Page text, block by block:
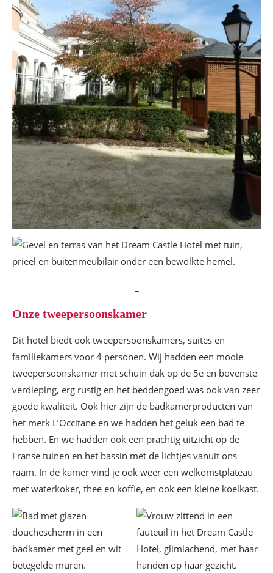
Onze tweepersoonskamer
Dit hotel biedt ook tweepersoonskamers, suites en
familiekamers voor 4 personen. Wij hadden een mooie
tweepersoonskamer met schuin dak op de 5e en bovenste
verdieping, erg rustig en het beddengoed was ook van zeer
goede kwaliteit. Ook hier zijn de badkamerproducten van
het merk L’Occitane en we hadden het geluk een bad te
hebben. En we hadden ook een prachtig uitzicht op de
Franse tuinen en het bassin met de lichtjes vanuit ons
raam. In de kamer vind je ook weer een welkomstplateau
met waterkoker, thee en koffie, en ook een kleine koelkast.